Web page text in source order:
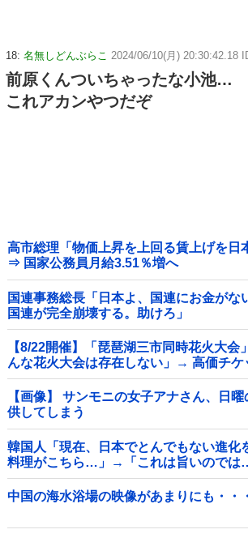
18: 名無しどんぶらこ 2024/06/10(月) 20:30:42.18
前原くんついちゃったな小池…
これアカンやつだぞ
高市総理「物価上昇を上回る賃上げを日
⇒ 国家公務員月給3.51％増へ
国連事務総長「日本よ、国連にお金がな
国連が完全崩壊する。助けろ」
【8/22開催】「琵琶湖三市同時花火大会
んな花火大会は存在しない」→ 高価チケ
達がSNS阿鼻叫喚他
【画像】 サンモニの女子アナさん、日
供してしまう
韓国人「現在、日本でとんでもない進化
料理がこちら…」→「これは旨いのでは
韓国の反応
中国の海水浴場の映像があまりにも・・・